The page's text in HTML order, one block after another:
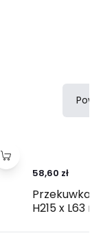
58,60 zł
Przekuwka
H215 x L63